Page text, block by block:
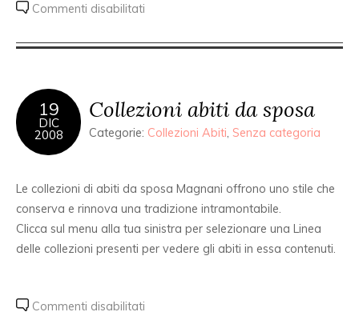
Commenti disabilitati
19
DIC
2008
Collezioni abiti da sposa
Categorie: Collezioni Abiti Senza categoria
Le collezioni di abiti da sposa Magnani offrono uno stile che
conserva e rinnova una tradizione intramontabile.
Clicca sul menu alla tua sinistra per selezionare una Linea
delle collezioni presenti per vedere gli abiti in essa contenuti.
Commenti disabilitati